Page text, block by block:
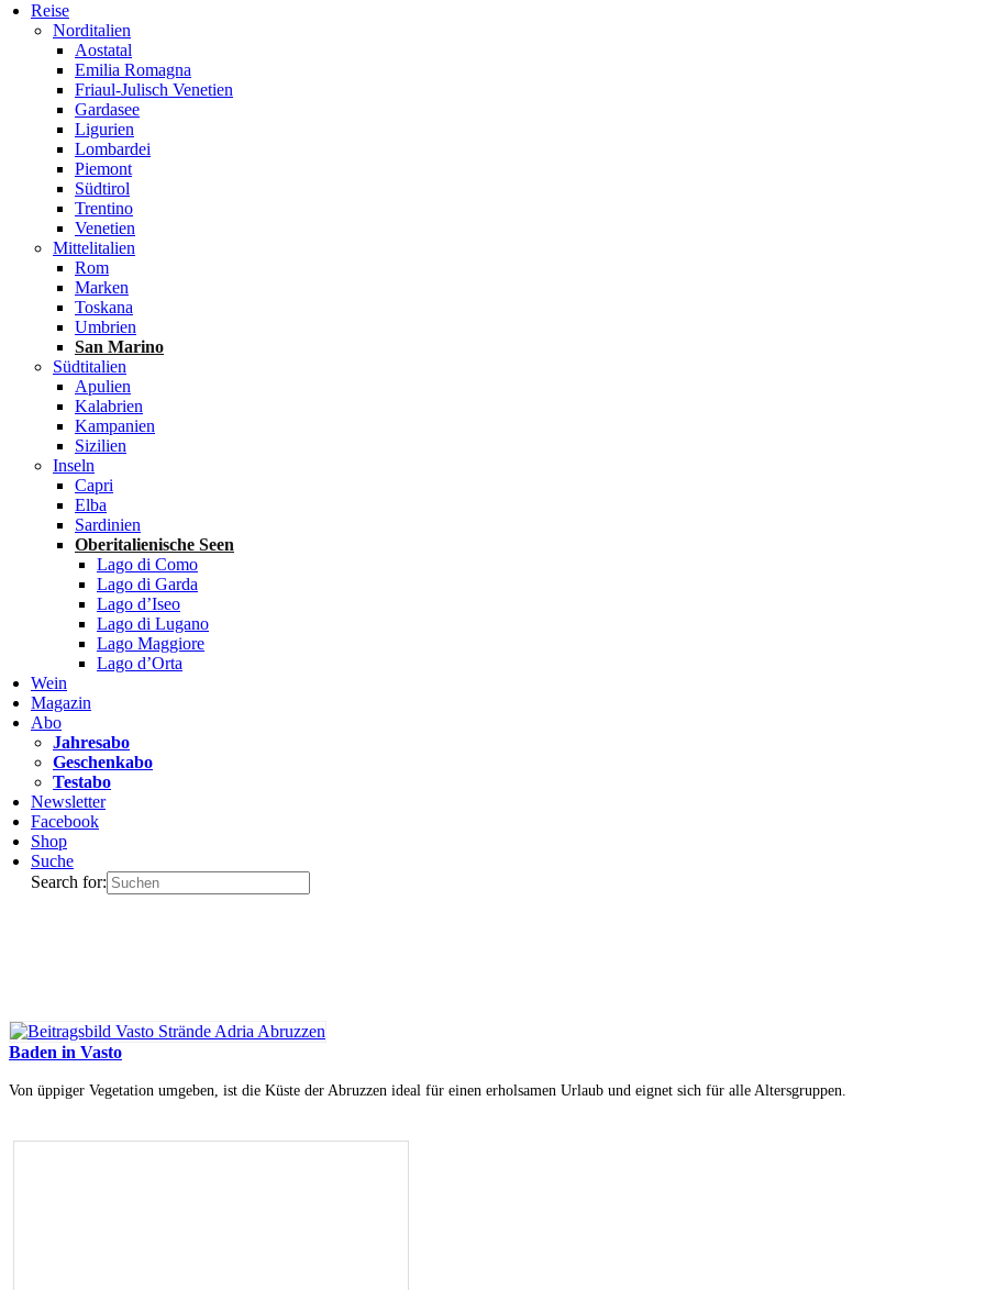
Reise
Norditalien
Aostatal
Emilia Romagna
Friaul-Julisch Venetien
Gardasee
Ligurien
Lombardei
Piemont
Südtirol
Trentino
Venetien
Mittelitalien
Rom
Marken
Toskana
Umbrien
San Marino
Südtitalien
Apulien
Kalabrien
Kampanien
Sizilien
Inseln
Capri
Elba
Sardinien
Oberitalienische Seen
Lago di Como
Lago di Garda
Lago d’Iseo
Lago di Lugano
Lago Maggiore
Lago d’Orta
Wein
Magazin
Abo
Jahresabo
Geschenkabo
Testabo
Newsletter
Facebook
Shop
Suche
Search for:
Baden in Vasto
Von üppiger Vegetation umgeben, ist die Küste der Abruzzen ideal für einen erholsamen Urlaub und eignet sich für alle Altersgruppen.